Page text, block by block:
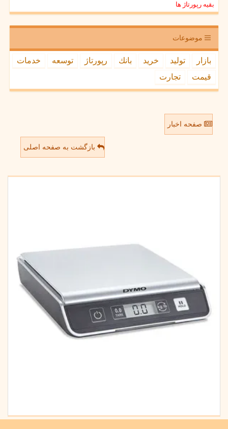
بقیه رپورتاژ ها
موضوعات
بازار تولید خرید بانك رپورتاژ توسعه
خدمات
قیمت
تجارت
صفحه اخبار
بازگشت به صفحه اصلی